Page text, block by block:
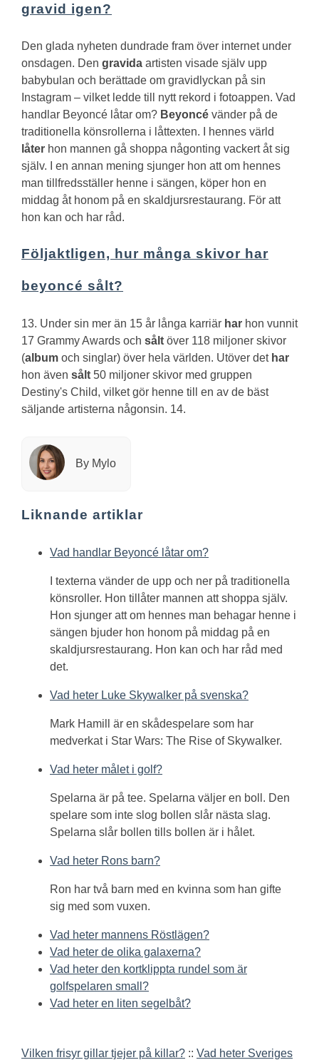
gravid igen?
Den glada nyheten dundrade fram över internet under
onsdagen. Den gravida artisten visade själv upp
babybulan och berättade om gravidlyckan på sin
Instagram – vilket ledde till nytt rekord i fotoappen. Vad
handlar Beyoncé låtar om? Beyoncé vänder på de
traditionella könsrollerna i låttexten. I hennes värld
låter hon mannen gå shoppa någonting vackert åt sig
själv. I en annan mening sjunger hon att om hennes
man tillfredsställer henne i sängen, köper hon en
middag åt honom på en skaldjursrestaurang. För att
hon kan och har råd.
Följaktligen, hur många skivor har
beyoncé sålt?
13. Under sin mer än 15 år långa karriär har hon vunnit
17 Grammy Awards och sålt över 118 miljoner skivor
(album och singlar) över hela världen. Utöver det har
hon även sålt 50 miljoner skivor med gruppen
Destiny's Child, vilket gör henne till en av de bäst
säljande artisterna någonsin. 14.
By Mylo
Liknande artiklar
Vad handlar Beyoncé låtar om?
I texterna vänder de upp och ner på traditionella
könsroller. Hon tillåter mannen att shoppa själv.
Hon sjunger att om hennes man behagar henne i
sängen bjuder hon honom på middag på en
skaldjursrestaurang. Hon kan och har råd med
det.
Vad heter Luke Skywalker på svenska?
Mark Hamill är en skådespelare som har
medverkat i Star Wars: The Rise of Skywalker.
Vad heter målet i golf?
Spelarna är på tee. Spelarna väljer en boll. Den
spelare som inte slog bollen slår nästa slag.
Spelarna slår bollen tills bollen är i hålet.
Vad heter Rons barn?
Ron har två barn med en kvinna som han gifte
sig med som vuxen.
Vad heter mannens Röstlägen?
Vad heter de olika galaxerna?
Vad heter den kortklippta rundel som är
golfspelaren small?
Vad heter en liten segelbåt?
Vilken frisyr gillar tjejer på killar? :: Vad heter Sveriges